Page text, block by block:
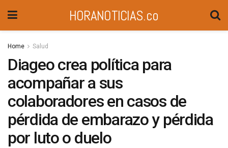
HORANOTICIAS.co
Home Salud
Diageo crea política para
acompañar a sus
colaboradores en casos de
pérdida de embarazo y pérdida
por luto o duelo